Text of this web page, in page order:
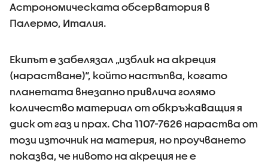
Астрономическата обсерватория в
Палермо, Италия.
Екипът е забелязал „изблик на акреция
(нарастване)“, който настъпва, когато
планетата внезапно привлича голямо
количество материал от обкръжаващия я
диск от газ и прах. Cha 1107-7626 нараства от
този източник на материя, но проучването
показва, че нивото на акреция не е